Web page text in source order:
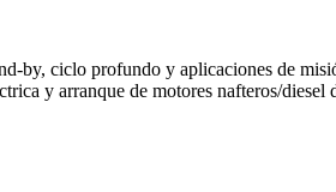
by, ciclo profundo y aplicaciones de
y arranque de motores nafteros/